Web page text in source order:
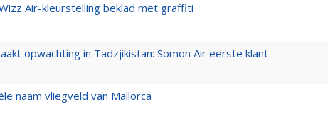
Air-kleurstelling beklad met graffiti
opwachting in Tadzjikistan: Somon Air eerste klant
naam vliegveld van Mallorca